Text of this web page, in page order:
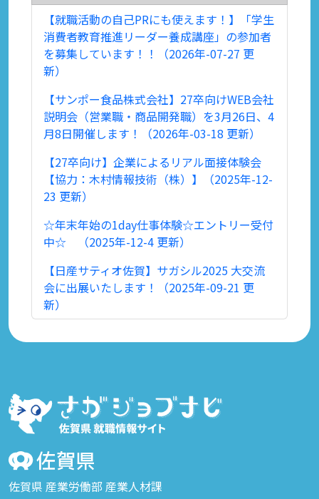
【就職活動の自己PRにも使えます！】「学生
消費者教育推進リーダー養成講座」の参加者
を募集しています！！（2026年-07-27 更
新）
【サンポー食品株式会社】27卒向けWEB会社
説明会（営業職・商品開発職）を3月26日、4
月8日開催します！（2026年-03-18 更新）
【27卒向け】企業によるリアル面接体験会
【協力：木村情報技術（株）】（2025年-12-
23 更新）
☆年末年始の1day仕事体験☆エントリー受付
中☆ （2025年-12-4 更新）
【日産サティオ佐賀】サガシル2025 大交流
会に出展いたします！（2025年-09-21 更
新）
佐賀県 産業労働部 産業人材課